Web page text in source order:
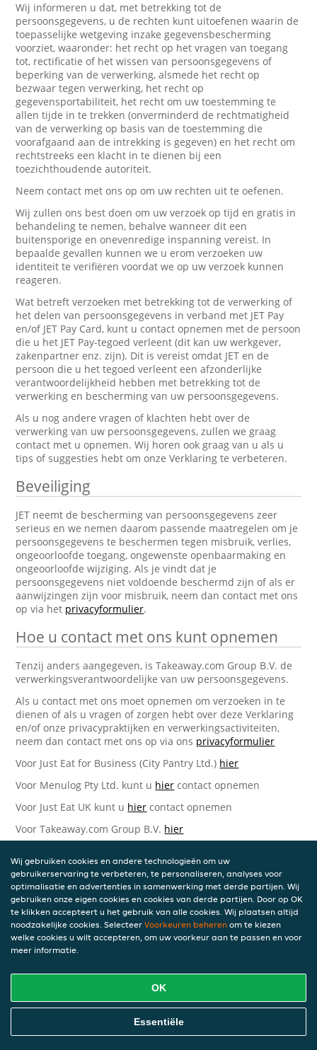
Wij informeren u dat, met betrekking tot de
persoonsgegevens, u de rechten kunt uitoefenen waarin de
toepasselijke wetgeving inzake gegevensbescherming
voorziet, waaronder: het recht op het vragen van toegang
tot, rectificatie of het wissen van persoonsgegevens of
beperking van de verwerking, alsmede het recht op
bezwaar tegen verwerking, het recht op
gegevensportabiliteit, het recht om uw toestemming te
allen tijde in te trekken (onverminderd de rechtmatigheid
van de verwerking op basis van de toestemming die
voorafgaand aan de intrekking is gegeven) en het recht om
rechtstreeks een klacht in te dienen bij een
toezichthoudende autoriteit.
Neem contact met ons op om uw rechten uit te oefenen.
Wij zullen ons best doen om uw verzoek op tijd en gratis in
behandeling te nemen, behalve wanneer dit een
buitensporige en onevenredige inspanning vereist. In
bepaalde gevallen kunnen we u erom verzoeken uw
identiteit te verifiëren voordat we op uw verzoek kunnen
reageren.
Wat betreft verzoeken met betrekking tot de verwerking of
het delen van persoonsgegevens in verband met JET Pay
en/of JET Pay Card, kunt u contact opnemen met de persoon
die u het JET Pay-tegoed verleent (dit kan uw werkgever,
zakenpartner enz. zijn). Dit is vereist omdat JET en de
persoon die u het tegoed verleent een afzonderlijke
verantwoordelijkheid hebben met betrekking tot de
verwerking en bescherming van uw persoonsgegevens.
Als u nog andere vragen of klachten hebt over de
verwerking van uw persoonsgegevens, zullen we graag
contact met u opnemen. Wij horen ook graag van u als u
tips of suggesties hebt om onze Verklaring te verbeteren.
Beveiliging
JET neemt de bescherming van persoonsgegevens zeer
serieus en we nemen daarom passende maatregelen om je
persoonsgegevens te beschermen tegen misbruik, verlies,
ongeoorloofde toegang, ongewenste openbaarmaking en
ongeoorloofde wijziging. Als je vindt dat je
persoonsgegevens niet voldoende beschermd zijn of als er
aanwijzingen zijn voor misbruik, neem dan contact met ons
op via het privacyformulier.
Hoe u contact met ons kunt opnemen
Tenzij anders aangegeven, is Takeaway.com Group B.V. de
verwerkingsverantwoordelijke van uw persoonsgegevens.
Als u contact met ons moet opnemen om verzoeken in te
dienen of als u vragen of zorgen hebt over deze Verklaring
en/of onze privacypraktijken en verwerkingsactiviteiten,
neem dan contact met ons op via ons privacyformulier
Voor Just Eat for Business (City Pantry Ltd.) hier
Voor Menulog Pty Ltd. kunt u hier contact opnemen
Voor Just Eat UK kunt u hier contact opnemen
Voor Takeaway.com Group B.V. hier
Takeaway.com Group B.V.
Piet Heinkade 61
1019 GM Amsterdam
Nederland
Bijgewerkte versies van deze
Wij kunnen deze Verklaring van tijd tot tijd bijwerken als
reactie op veranderende juridische, technische of zakelijke
ontwikkelingen. Wanneer wij onze Privacyverklaring
bijwerken, zullen wij passende maatregelen nemen om u
Wij gebruiken cookies en andere technologieën om uw
gebruikerservaring te verbeteren, te personaliseren, analyses voor
optimalisatie en advertenties in samenwerking met derde partijen. Wij
gebruiken onze eigen cookies en cookies van derde partijen. Door op OK
te klikken accepteert u het gebruik van alle cookies. Wij plaatsen altijd
noodzakelijke cookies. Selecteer Voorkeuren beheren om te kiezen
welke cookies u wilt accepteren, om uw voorkeur aan te passen en voor
meer informatie.
OK
Essentiële